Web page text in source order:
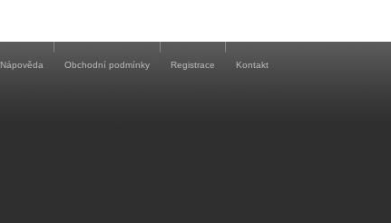
Nápověda Obchodní podmínky Registrace Kontakt